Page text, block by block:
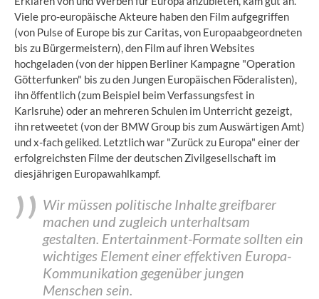
Viele pro-europäische Akteure haben den Film aufgegriffen
(von Pulse of Europe bis zur Caritas, von Europaabgeordneten
bis zu Bürgermeistern), den Film auf ihren Websites
hochgeladen (von der hippen Berliner Kampagne "Operation
Götterfunken" bis zu den Jungen Europäischen Föderalisten),
ihn öffentlich (zum Beispiel beim Verfassungsfest in
Karlsruhe) oder an mehreren Schulen im Unterricht gezeigt,
ihn retweetet (von der BMW Group bis zum Auswärtigen Amt)
und x-fach geliked. Letztlich war "Zurück zu Europa" einer der
erfolgreichsten Filme der deutschen Zivilgesellschaft im
diesjährigen Europawahlkampf.
Wir müssen politische Inhalte greifbarer
machen und zugleich unterhaltsam
gestalten. Entertainment-Formate sollten ein
wichtiges Element einer effektiven Europa-
Kommunikation gegenüber jungen
Menschen sein.